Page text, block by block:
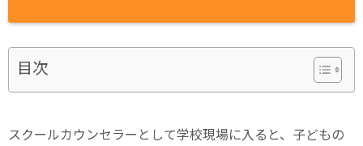
目次
スクールカウンセラーとして学校現場に入ると、子どもの